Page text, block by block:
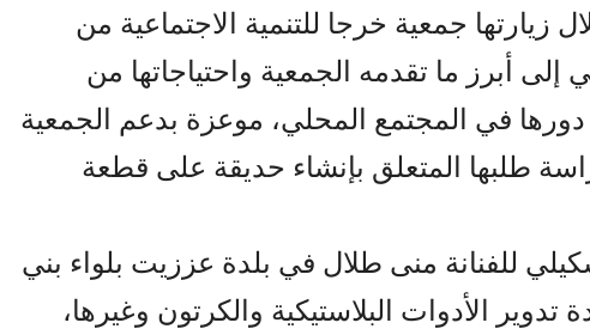
جمعية خرجا للتنمية الاجتماعية من
أبرز ما تقدمه الجمعية واحتياجاتها من
دورها في المجتمع المحلي، موعزة بدعم الجمعية
طلبها المتعلق بإنشاء حديقة على قطعة
للفنانة منى طلال في بلدة عززيت بلواء بني
تدوير الأدوات البلاستيكية والكرتون وغيرها،